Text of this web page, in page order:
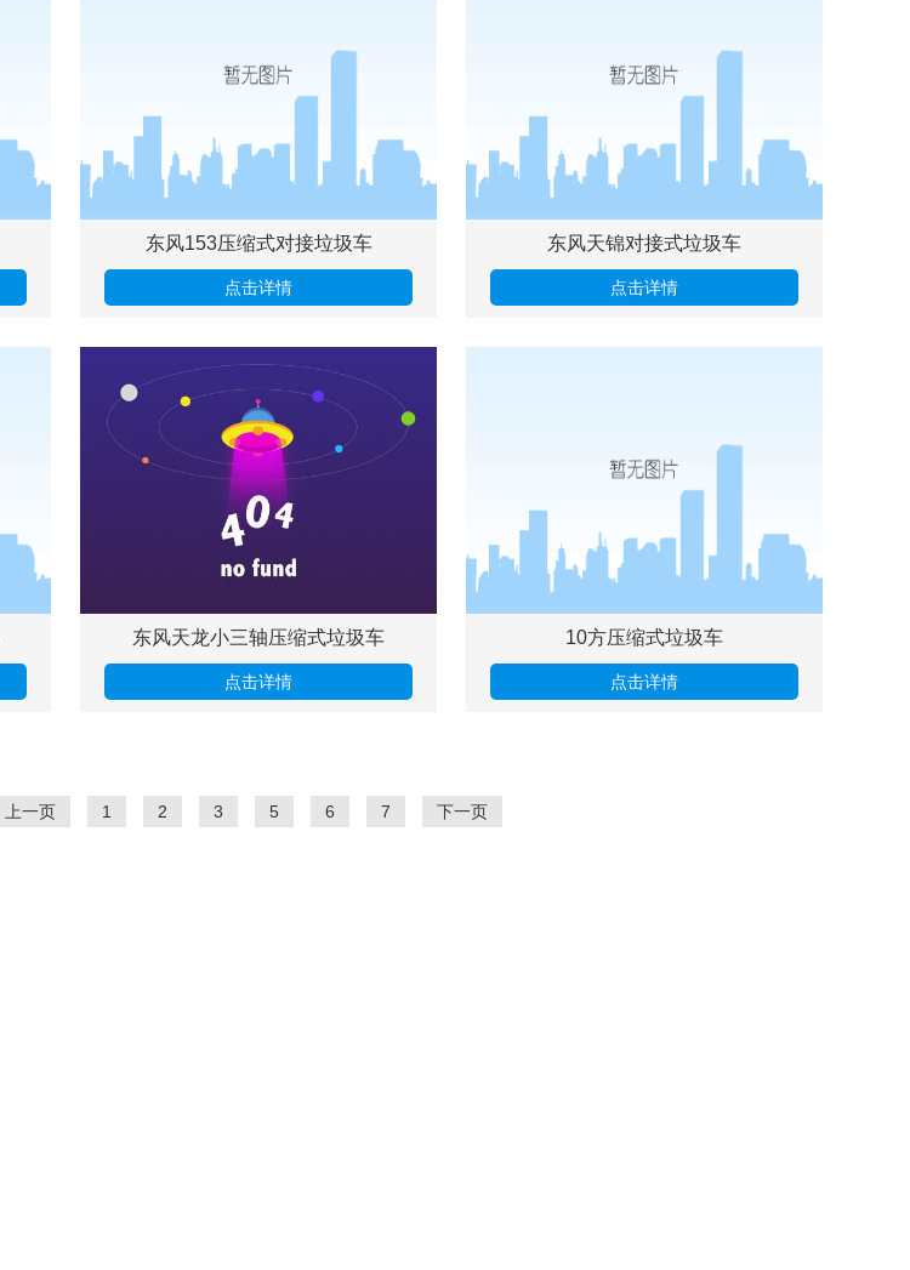
东风153压缩式对接垃圾车
点击详情
东风天锦对接式垃圾车
点击详情
东风天龙小三轴压缩式垃圾车
点击详情
10方压缩式垃圾车
点击详情
上一页 1 2 3 5 6 7 下一页